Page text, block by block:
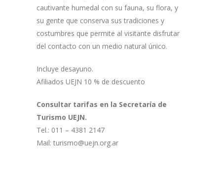
cautivante humedal con su fauna, su flora, y
su gente que conserva sus tradiciones y
costumbres que permite al visitante disfrutar
del contacto con un medio natural único.
Incluye desayuno.
Afiliados UEJN 10 % de descuento
Consultar tarifas en la Secretaría de
Turismo UEJN.
Tel.: 011 – 4381 2147
Mail: turismo@uejn.org.ar